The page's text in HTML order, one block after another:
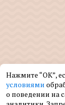
ООО
©
Нажмите “ОК”,
условиями
о поведении на